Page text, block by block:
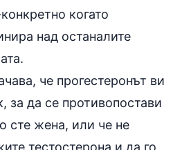
когато
над останалите
че прогестеронът ви
за да се противопостави
сте жена, или че не
тестостерона и да го